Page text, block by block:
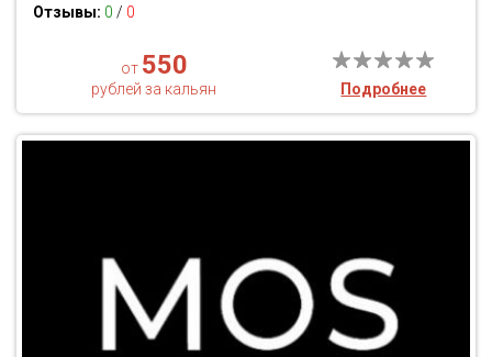
Отзывы: 0 / 0
от 550
рублей за кальян Подробнее